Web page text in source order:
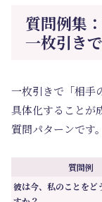
質問例集
一枚引き
一枚引きで「相手
具体化することが
質問パターンです。
質問例
彼は今、私のことをど